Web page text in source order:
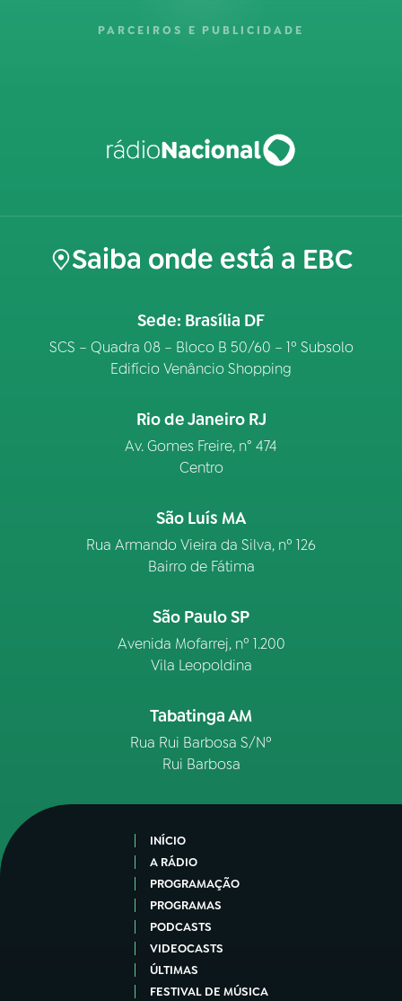
PARCEIROS E PUBLICIDADE
Saiba onde está a EBC
Sede: Brasília DF
SCS – Quadra 08 – Bloco B 50/60 – 1º Subsolo
Edifício Venâncio Shopping
Rio de Janeiro RJ
Av. Gomes Freire, n° 474
Centro
São Luís MA
Rua Armando Vieira da Silva, nº 126
Bairro de Fátima
São Paulo SP
Avenida Mofarrej, nº 1.200
Vila Leopoldina
Tabatinga AM
Rua Rui Barbosa S/Nº
Rui Barbosa
INÍCIO
A RÁDIO
PROGRAMAÇÃO
PROGRAMAS
PODCASTS
VIDEOCASTS
ÚLTIMAS
FESTIVAL DE MÚSICA